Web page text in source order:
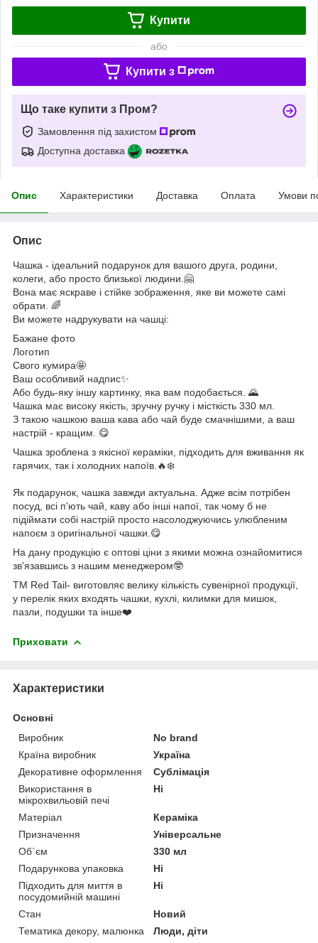
Купити
або
Купити з
Що таке купити з Пром?
Замовлення під захистом
Доступна доставка
Опис Характеристики Доставка Оплата Умови
Опис
Чашка - ідеальний подарунок для вашого друга, родини,
колеги, або просто близької людини.🤗
Вона має яскраве і стійке зображення, яке ви можете самі
обрати. 🌈
Ви можете надрукувати на чашці:
Бажане фото
Логотип
Свого кумира🤩
Ваш особливий надпис✨
Або будь-яку іншу картинку, яка вам подобається. 🌄
Чашка має високу якість, зручну ручку і місткість 330 мл.
З такою чашкою ваша кава або чай буде смачнішими, а ваш
настрій - кращим. 😋
Чашка зроблена з якісної кераміки, підходить для вживання як
гарячих, так і холодних напоїв.🔥❄️
Як подарунок, чашка завжди актуальна. Адже всім потрібен
посуд, всі п'ють чай, каву або інші напої, так чому б не
підіймати собі настрій просто насолоджуючись улюбленим
напоєм з оригінальної чашки.😋
На дану продукцію є оптові ціни з якими можна ознайомитися
зв'язавшись з нашим менеджером🤓
ТМ Red Tail- виготовляє велику кількість сувенірної продукції,
у перелік яких входять чашки, кухлі, килимки для мишок,
пазли, подушки та інше❤️
Приховати
Характеристики
Основні
Виробник
No brand
Країна виробник
Україна
Декоративне оформлення
Сублімація
Використання в
мікрохвильовій печі
Ні
Матеріал
Кераміка
Призначення
Універсальне
Об`єм
330 мл
Подарункова упаковка
Ні
Підходить для миття в
посудомийній машині
Ні
Стан
Новий
Тематика декору, малюнка
Люди, діти